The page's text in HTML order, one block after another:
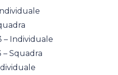
– Individuale
– Squadra